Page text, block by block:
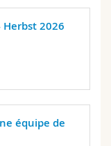
2026
équipe de